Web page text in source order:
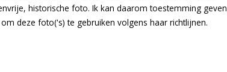
historische foto. Ik kan daarom toestemming geven
deze foto('s) te gebruiken volgens haar richtlijnen.